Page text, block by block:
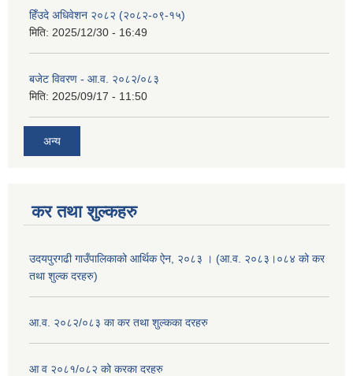
हिँउदे अधिवेशन २०८२ (२०८२-०९-१५)
मिति: 2025/12/30 - 16:49
बजेट विवरण - आ.व. २०८२/०८३
मिति: 2025/09/17 - 11:50
अन्य
कर तथा शुल्कहरु
उदयपुरगढी गाउँपालिकाको आर्थिक ऐन, २०८३ । (आ.व. २०८३।०८४ को कर
तथा शुल्क दरहरु)
आ.व. २०८२/०८३ का कर तथा शुल्कका दरहरु
आ व २०८१/०८२ को करका दरहरु